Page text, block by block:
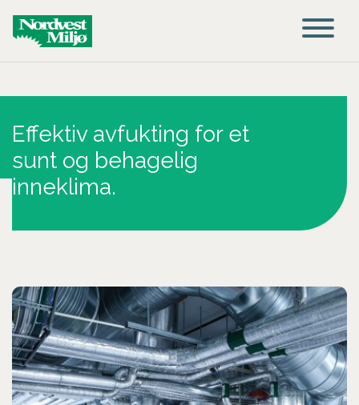
Main Navigation
Effektiv avfukting for et
sunt og behagelig
inneklima.